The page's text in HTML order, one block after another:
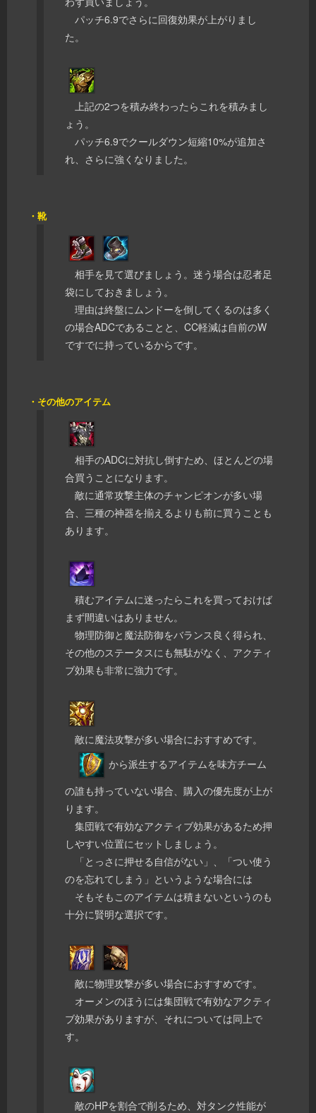
パッチ6.9でさらに回復効果が上がりまし
た。
上記の2つを積み終わったらこれを積みまし
ょう。
パッチ6.9でクールダウン短縮10%が追加さ
れ、さらに強くなりました。
・靴
相手を見て選びましょう。迷う場合は忍者足
袋にしておきましょう。
理由は終盤にムンドーを倒してくるのは多く
の場合ADCであることと、CC軽減は自前のW
ですでに持っているからです。
・その他のアイテム
相手のADCに対抗し倒すため、ほとんどの場
合買うことになります。
敵に通常攻撃主体のチャンピオンが多い場
合、三種の神器を揃えるよりも前に買うことも
あります。
積むアイテムに迷ったらこれを買っておけば
まず間違いはありません。
物理防御と魔法防御をバランス良く得られ、
その他のステータスにも無駄がなく、アクティ
ブ効果も非常に強力です。
敵に魔法攻撃が多い場合におすすめです。
から派生するアイテムを味方チーム
の誰も持っていない場合、購入の優先度が上が
ります。
集団戦で有効なアクティブ効果があるため押
しやすい位置にセットしましょう。
「とっさに押せる自信がない」、「つい使う
のを忘れてしまう」というような場合には
そもそもこのアイテムは積まないというのも
十分に賢明な選択です。
敵に物理攻撃が多い場合におすすめです。
オーメンのほうには集団戦で有効なアクティ
ブ効果がありますが、それについては同上で
す。
敵のHPを割合で削るため、対タンク性能が